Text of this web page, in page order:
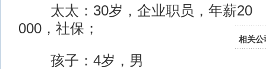
太太：30岁，企业职员，年薪20
相关公
000，社保；
孩子：4岁，男